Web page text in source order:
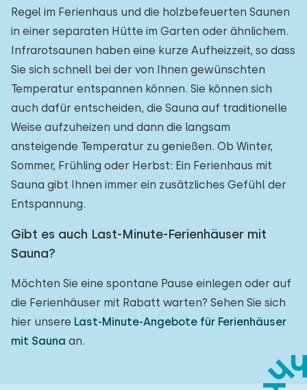
Regel im Ferienhaus und die holzbefeuerten Saunen
in einer separaten Hütte im Garten oder ähnlichem.
Infrarotsaunen haben eine kurze Aufheizzeit, so dass
Sie sich schnell bei der von Ihnen gewünschten
Temperatur entspannen können. Sie können sich
auch dafür entscheiden, die Sauna auf traditionelle
Weise aufzuheizen und dann die langsam
ansteigende Temperatur zu genießen. Ob Winter,
Sommer, Frühling oder Herbst: Ein Ferienhaus mit
Sauna gibt Ihnen immer ein zusätzliches Gefühl der
Entspannung.
Gibt es auch Last-Minute-Ferienhäuser mit
Sauna?
Möchten Sie eine spontane Pause einlegen oder auf
die Ferienhäuser mit Rabatt warten? Sehen Sie sich
hier unsere Last-Minute-Angebote für Ferienhäuser
mit Sauna an.